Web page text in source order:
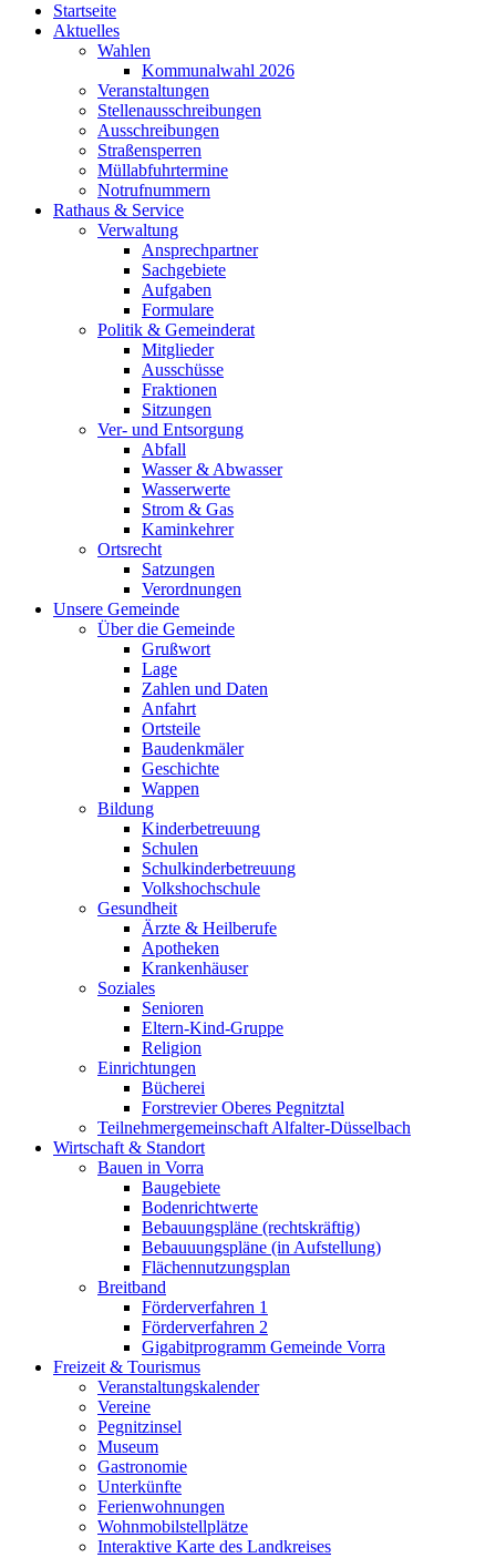
Startseite
Aktuelles
Wahlen
Kommunalwahl 2026
Veranstaltungen
Stellenausschreibungen
Ausschreibungen
Straßensperren
Müllabfuhrtermine
Notrufnummern
Rathaus & Service
Verwaltung
Ansprechpartner
Sachgebiete
Aufgaben
Formulare
Politik & Gemeinderat
Mitglieder
Ausschüsse
Fraktionen
Sitzungen
Ver- und Entsorgung
Abfall
Wasser & Abwasser
Wasserwerte
Strom & Gas
Kaminkehrer
Ortsrecht
Satzungen
Verordnungen
Unsere Gemeinde
Über die Gemeinde
Grußwort
Lage
Zahlen und Daten
Anfahrt
Ortsteile
Baudenkmäler
Geschichte
Wappen
Bildung
Kinderbetreuung
Schulen
Schulkinderbetreuung
Volkshochschule
Gesundheit
Ärzte & Heilberufe
Apotheken
Krankenhäuser
Soziales
Senioren
Eltern-Kind-Gruppe
Religion
Einrichtungen
Bücherei
Forstrevier Oberes Pegnitztal
Teilnehmergemeinschaft Alfalter-Düsselbach
Wirtschaft & Standort
Bauen in Vorra
Baugebiete
Bodenrichtwerte
Bebauungspläne (rechtskräftig)
Bebauuungspläne (in Aufstellung)
Flächennutzungsplan
Breitband
Förderverfahren 1
Förderverfahren 2
Gigabitprogramm Gemeinde Vorra
Freizeit & Tourismus
Veranstaltungskalender
Vereine
Pegnitzinsel
Museum
Gastronomie
Unterkünfte
Ferienwohnungen
Wohnmobilstellplätze
Interaktive Karte des Landkreises